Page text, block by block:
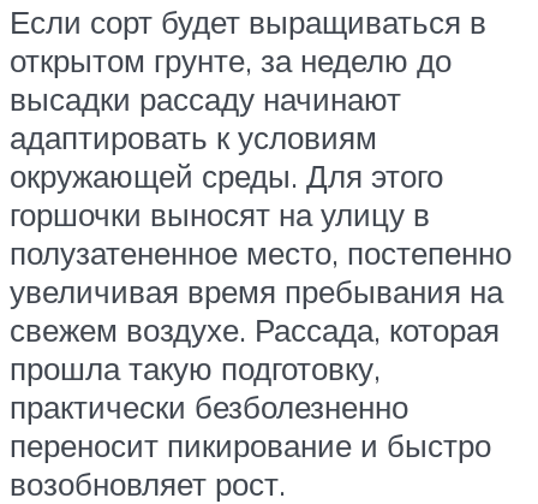
Если сорт будет выращиваться в
открытом грунте, за неделю до
высадки рассаду начинают
адаптировать к условиям
окружающей среды. Для этого
горшочки выносят на улицу в
полузатененное место, постепенно
увеличивая время пребывания на
свежем воздухе. Рассада, которая
прошла такую подготовку,
практически безболезненно
переносит пикирование и быстро
возобновляет рост.